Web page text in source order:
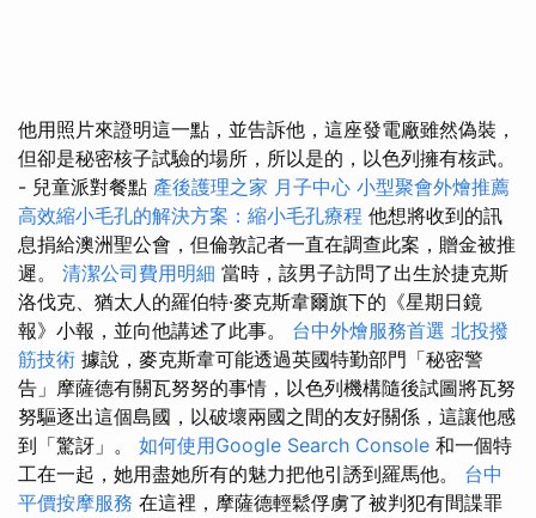
他用照片來證明這一點，並告訴他，這座發電廠雖然偽裝，
但卻是秘密核子試驗的場所，所以是的，以色列擁有核武。
- 兒童派對餐點 產後護理之家 月子中心 小型聚會外燴推薦
高效縮小毛孔的解決方案：縮小毛孔療程 他想將收到的訊
息捐給澳洲聖公會，但倫敦記者一直在調查此案，贈金被推
遲。 清潔公司費用明細 當時，該男子訪問了出生於捷克斯
洛伐克、猶太人的羅伯特·麥克斯韋爾旗下的《星期日鏡
報》小報，並向他講述了此事。 台中外燴服務首選 北投撥
筋技術 據說，麥克斯韋可能透過英國特勤部門「秘密警
告」摩薩德有關瓦努努的事情，以色列機構隨後試圖將瓦努
努驅逐出這個島國，以破壞兩國之間的友好關係，這讓他感
到「驚訝」。 如何使用Google Search Console 和一個特
工在一起，她用盡她所有的魅力把他引誘到羅馬他。 台中
平價按摩服務 在這裡，摩薩德輕鬆俘虜了被判犯有間諜罪